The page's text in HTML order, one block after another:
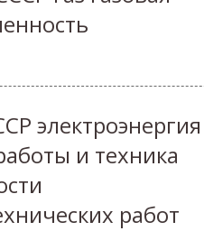
электроэнергия
и техника
работ